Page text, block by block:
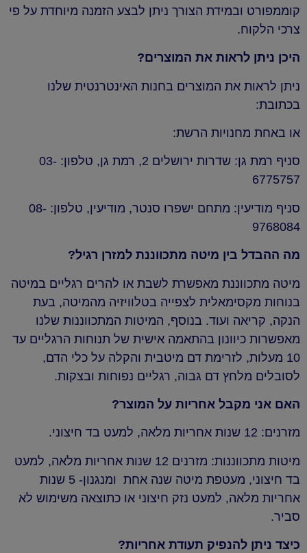
קוממפורט ובמידת הצורך ניתן לבצע הזמנה מיוחדת על פי
צרכי הלקוח.
היכן ניתן לראות את המוצרים?
ניתן לראות את המוצרים בחנות האינטרנטית שלנו
בכתובת:
או באחת מחנויות הרשת:
סניף רמת גן: שדרות ירושלים 2, רמת גן, טלפון: 03-
6775757
סניף מודיעין: מתחם ישפרו סנטר, מודיעין, טלפון: 08-
9768084
מה ההבדל בין מיטה מתכווננת למזרן רגיל?
מיטה מתכווננת מאפשרת לשבת או להרים רגליים במיטה
בנוחות מקסימאלית לצפייה בטלוויזיה מהמיטה, בעת
הנקה, קריאה ועוד. בנוסף, המיטות המתכווננות שלנו
מאפשרות כיוונון בהתאמה אישית של תנוחות הרגליים עד
10 מעלות, לזרימת דם מיטבית והקלה על כלי הדם,
לסובלים מלחץ דם גבוה, רגליים נפוחות ובצקות.
האם אני מקבל אחריות על המוצר?
מזרנים: 12 שנות אחריות מלאה, למעט בד חיצוני.
מיטות מתכווננות: מזרנים 12 שנות אחריות מלאה, למעט
בד חיצוני, מעטפת מיטה שנה אחת ומנגנון- 5 שנות
אחריות מלאה, למעט נזק חיצוני או כתוצאה משימוש לא
סביר.
כיצד ניתן להנפיק תעודת אחריות?